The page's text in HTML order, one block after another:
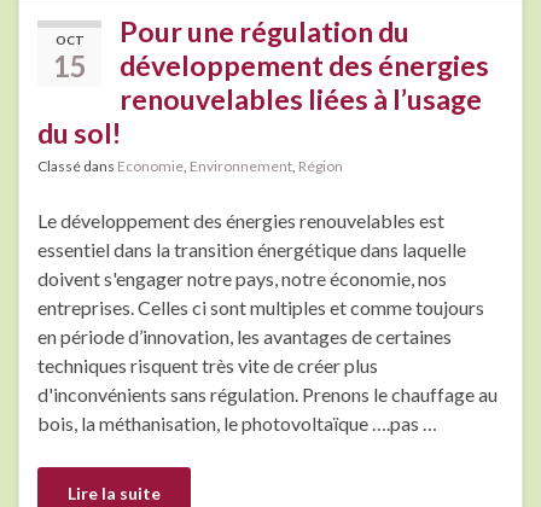
OCT
15
Pour une régulation du
développement des énergies
renouvelables liées à l’usage
du sol!
Classé dans Economie Environnement Région
Le développement des énergies renouvelables est
essentiel dans la transition énergétique dans laquelle
doivent s'engager notre pays, notre économie, nos
entreprises. Celles ci sont multiples et comme toujours
en période d’innovation, les avantages de certaines
techniques risquent très vite de créer plus
d'inconvénients sans régulation. Prenons le chauffage au
bois, la méthanisation, le photovoltaïque ….pas …
Lire la suite